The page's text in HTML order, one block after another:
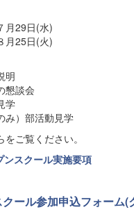
29日(水)
25日(火)
明
懇談会
学
み）部活動見学
ご覧ください。
ンスクール実施要項
ール参加申込フォーム(